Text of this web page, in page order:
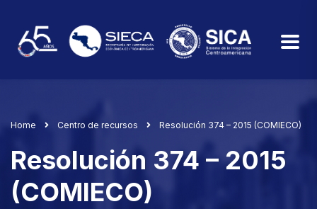
Home Centro de recursos Resolución 374 – 2015 (COMIECO)
Resolución 374 – 2015
(COMIECO)